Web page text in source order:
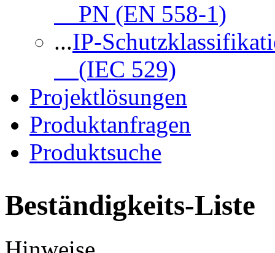
PN (EN 558-1)
...IP-
(IEC 529)
Projektlösungen
Produktanfragen
Produktsuche
Beständigkeits-Liste